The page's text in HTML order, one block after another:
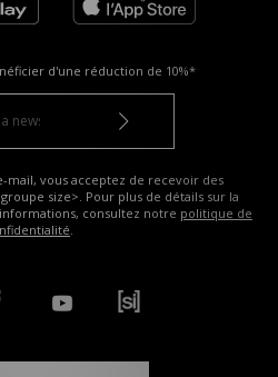
d'une réduction de 10%*
mail, vous acceptez de recevoir des
size>. Pour plus de détails sur la
consultez notre politique de